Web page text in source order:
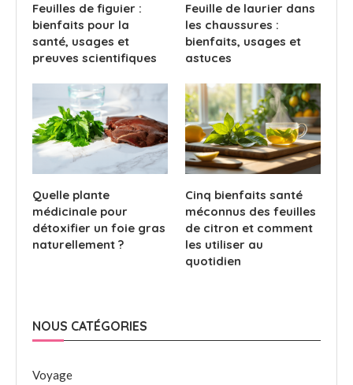
Feuilles de figuier :
bienfaits pour la
santé, usages et
preuves scientifiques
Feuille de laurier dans
les chaussures :
bienfaits, usages et
astuces
Quelle plante
médicinale pour
détoxifier un foie gras
naturellement ?
Cinq bienfaits santé
méconnus des feuilles
de citron et comment
les utiliser au
quotidien
NOUS CATÉGORIES
Voyage